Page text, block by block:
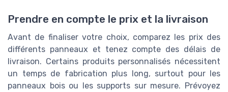
Prendre en compte le prix et la livraison
Avant de finaliser votre choix, comparez les prix des
différents panneaux et tenez compte des délais de
livraison. Certains produits personnalisés nécessitent
un temps de fabrication plus long, surtout pour les
panneaux bois ou les supports sur mesure. Prévoyez